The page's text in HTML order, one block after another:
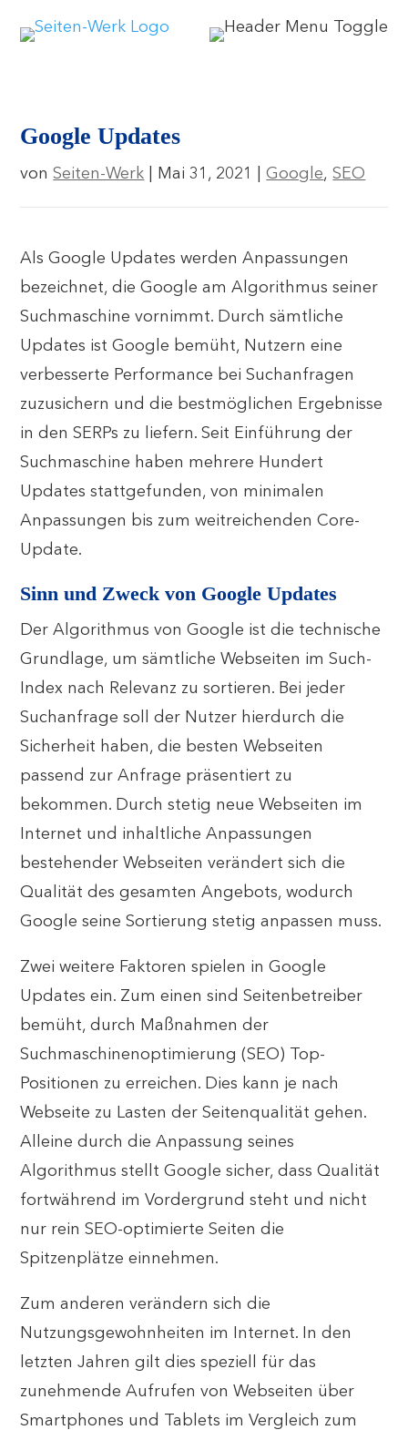
Google Updates
vonSeiten-Werk Mai 31, 2021 Google, SEO
Als Google Updates werden Anpassungen
bezeichnet, die Google am Algorithmus seiner
Suchmaschine vornimmt. Durch sämtliche
Updates ist Google bemüht, Nutzern eine
verbesserte Performance bei Suchanfragen
zuzusichern und die bestmöglichen Ergebnisse
in den SERPs zu liefern. Seit Einführung der
Suchmaschine haben mehrere Hundert
Updates stattgefunden, von minimalen
Anpassungen bis zum weitreichenden Core-
Update.
Sinn und Zweck von Google Updates
Der Algorithmus von Google ist die technische
Grundlage, um sämtliche Webseiten im Such-
Index nach Relevanz zu sortieren. Bei jeder
Suchanfrage soll der Nutzer hierdurch die
Sicherheit haben, die besten Webseiten
passend zur Anfrage präsentiert zu
bekommen. Durch stetig neue Webseiten im
Internet und inhaltliche Anpassungen
bestehender Webseiten verändert sich die
Qualität des gesamten Angebots, wodurch
Google seine Sortierung stetig anpassen muss.
Zwei weitere Faktoren spielen in Google
Updates ein. Zum einen sind Seitenbetreiber
bemüht, durch Maßnahmen der
Suchmaschinenoptimierung (SEO) Top-
Positionen zu erreichen. Dies kann je nach
Webseite zu Lasten der Seitenqualität gehen.
Alleine durch die Anpassung seines
Algorithmus stellt Google sicher, dass Qualität
fortwährend im Vordergrund steht und nicht
nur rein SEO-optimierte Seiten die
Spitzenplätze einnehmen.
Zum anderen verändern sich die
Nutzungsgewohnheiten im Internet. In den
letzten Jahren gilt dies speziell für das
zunehmende Aufrufen von Webseiten über
Smartphones und Tablets im Vergleich zum